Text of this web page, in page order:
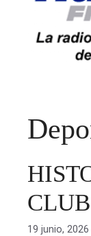
CLUB
19 junio, 2026